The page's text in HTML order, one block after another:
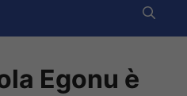
Egonu è